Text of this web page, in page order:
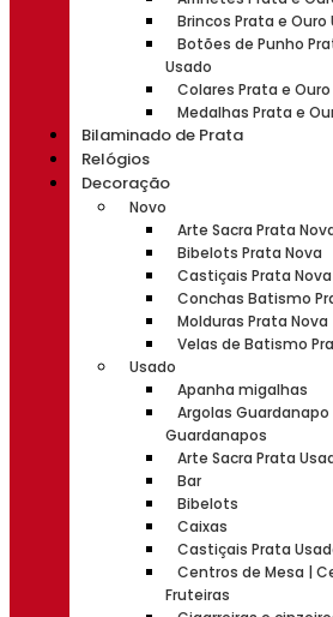
Brincos Prata e Ouro
Botões de Punho
Usado
Colares Prata e
Medalhas Prata e
Bilaminado de Prata
Relógios
Decoração
Novo
Arte Sacra Prata
Bibelots Prata Nova
Castiçais Prata Nova
Conchas Batismo
Molduras Prata Nova
Velas de Batismo
Usado
Apanha migalhas
Argolas Guardanapo
Guardanapos
Arte Sacra Prata
Bar
Bibelots
Caixas
Castiçais Prata
Centros de Mesa |
Fruteiras